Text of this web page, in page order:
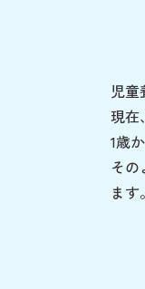
児童
現在
1歳
そ
ます。